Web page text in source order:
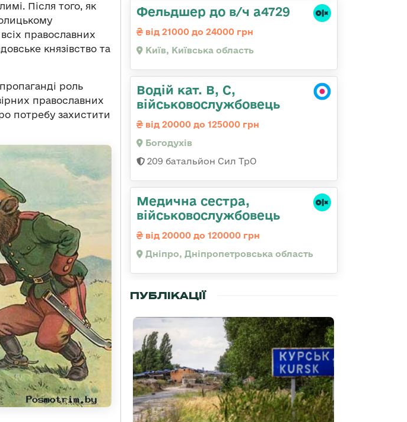
Після того, як
православних
князівство та
роль
православних
потребу захистити
Фельдшер до в/ч а4729
від 21000 до 24000 грн
Київ, Київська область
Водій кат. В, С,
військовослужбовець
від 20000 до 125000 грн
Богодухів
209 батальйон Сил ТрО
Медична сестра,
військовослужбовець
від 20000 до 120000 грн
Дніпро, Дніпропетровська область
ПУБЛІКАЦІЇ